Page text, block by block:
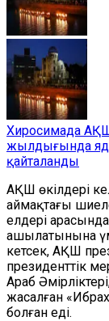
Хиросимада
жылдығында
қайталанды
АҚШ өкілдері
аймақтағы
елдері
ашылатынына
кетсек, АҚШ
президенттік
Араб
жасалған
болған еді.